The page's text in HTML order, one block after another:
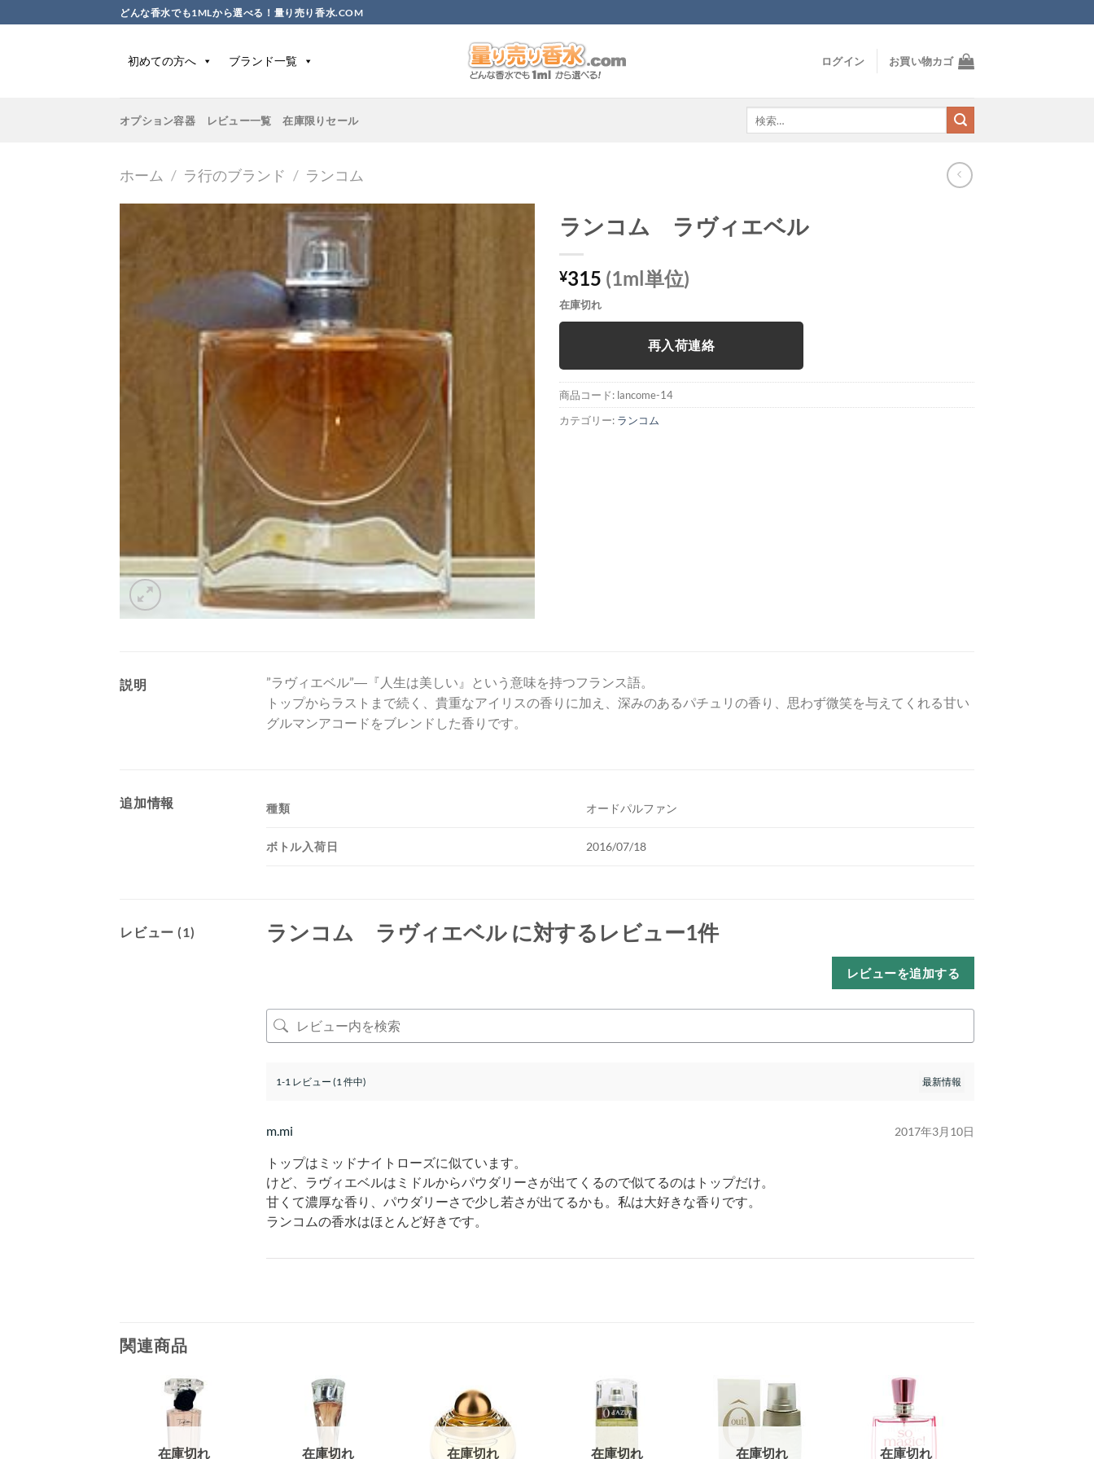
to
どんな香水でも1MLから選べる！量り売り香水.COM
初めての方へ ブランド一覧 ログイン お買い物カゴ
オプション容器 レビュー一覧 在庫限りセール
ホーム / ラ行のブランド / ランコム
ランコム ラヴィエベル
¥315 (1ml単位)
在庫切れ
再入荷連絡
商品コード: lancome-14
カテゴリー: ランコム
説明
”ラヴィエベル”―『人生は美しい』という意味を持つフランス語。
トップからラストまで続く、貴重なアイリスの香りに加え、深みのあるパチュリの香り、思わず微笑を与えてくれる甘い
グルマンアコードをブレンドした香りです。
追加情報 種類 オードパルファン
ボトル入荷日 2016/07/18
レビュー (1) ランコム ラヴィエベル に対するレビュー1件
レビューを追加する
1-1 レビュー (1 件中)
m.mi 2017年3月10日
トップはミッドナイトローズに似ています。
けど、ラヴィエベルはミドルからパウダリーさが出てくるので似てるのはトップだけ。
甘くて濃厚な香り、パウダリーさで少し若さが出てるかも。私は大好きな香りです。
ランコムの香水はほとんど好きです。
関連商品
在庫切れ 在庫切れ 在庫切れ 在庫切れ 在庫切れ 在庫切れ